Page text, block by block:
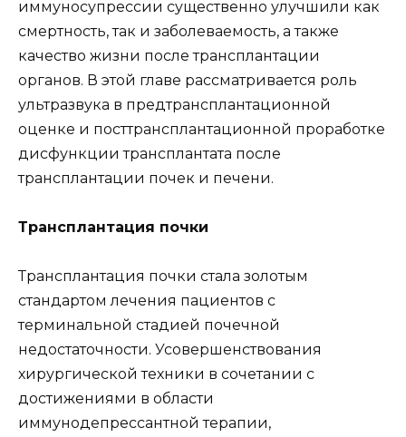
иммуносупрессии существенно улучшили как
смертность, так и заболеваемость, а также
качество жизни после трансплантации
органов. В этой главе рассматривается роль
ультразвука в предтрансплантационной
оценке и посттрансплантационной проработке
дисфункции трансплантата после
трансплантации почек и печени.
Трансплантация почки
Трансплантация почки стала золотым
стандартом лечения пациентов с
терминальной стадией почечной
недостаточности. Усовершенствования
хирургической техники в сочетании с
достижениями в области
иммунодепрессантной терапии,